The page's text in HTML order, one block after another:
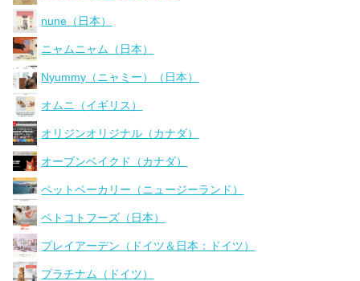
nune（日本）
ニャムニャム（日本）
Nyummy（ニャミー）（日本）
オムニ（イギリス）
オリジンオリジナル（カナダ）
オーブンベイクド（カナダ）
ペットベーカリー（ニュージーランド）
ペトコトフーズ（日本）
プレイアーデン（ドイツ＆日本：ドイツ）
プラチナム（ドイツ）